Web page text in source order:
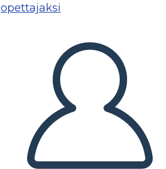
opettajaksi